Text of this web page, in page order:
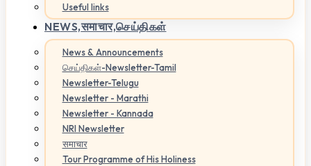
Useful links
NEWS,समाचार,செய்திகள்
News & Announcements
செய்திகள்-Newsletter-Tamil
Newsletter-Telugu
Newsletter - Marathi
Newsletter - Kannada
NRI Newsletter
समाचार
Tour Programme of His Holiness